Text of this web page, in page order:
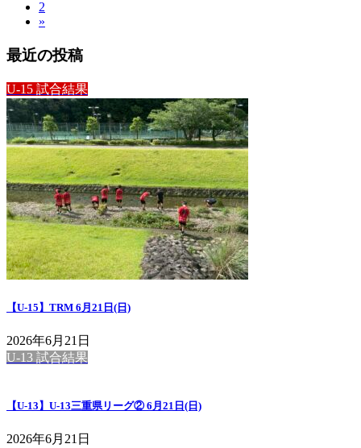
の
ー
ジ
送
り
定
ペ
ジ
固
定
ー
2
»
最近の投稿
U-15 試合結果
【U-15】TRM 6月21日(日)
2026年6月21日
U-13 試合結果
【U-13】U-13三重県リーグ② 6月21日(日)
2026年6月21日